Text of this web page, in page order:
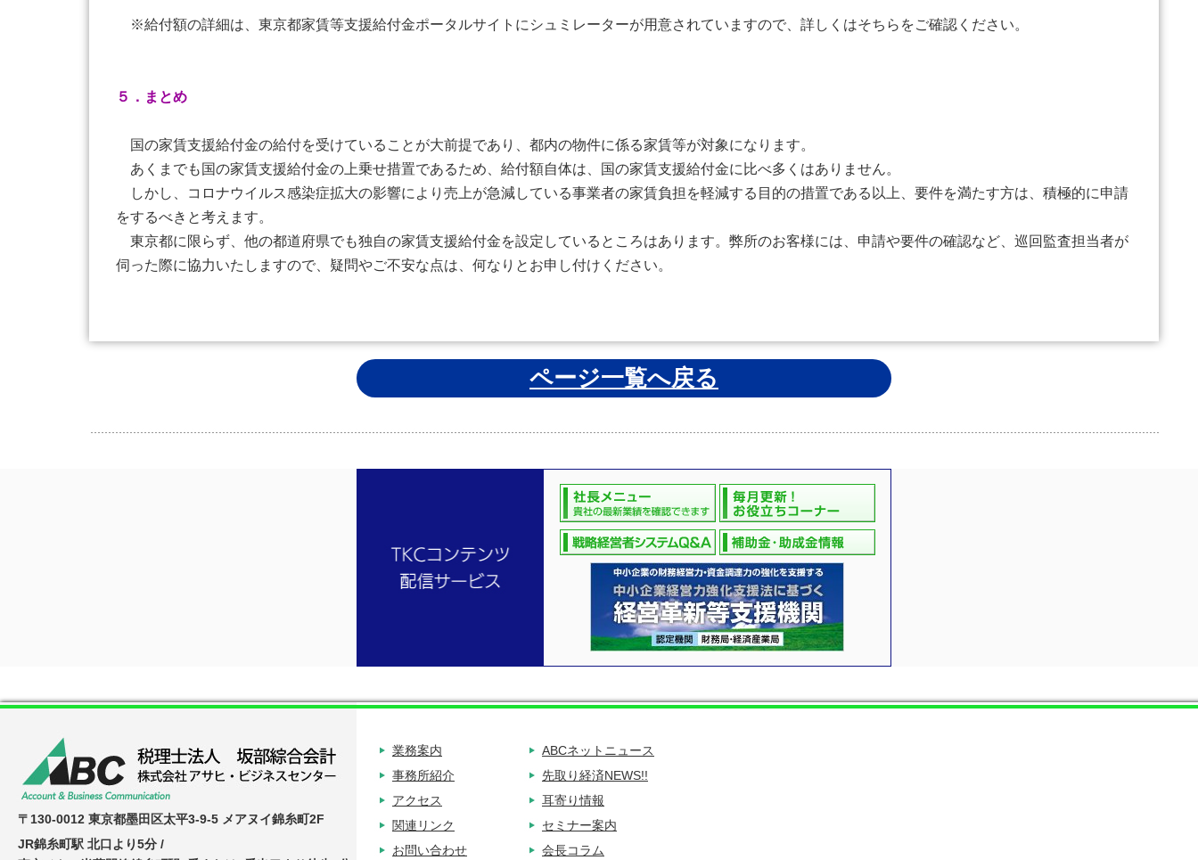
※給付額の詳細は、東京都家賃等支援給付金ポータルサイトにシュミレーターが用意されていますので、詳しくはそちらをご確認ください。
５．まとめ
国の家賃支援給付金の給付を受けていることが大前提であり、都内の物件に係る家賃等が対象になります。
あくまでも国の家賃支援給付金の上乗せ措置であるため、給付額自体は、国の家賃支援給付金に比べ多くはありません。
しかし、コロナウイルス感染症拡大の影響により売上が急減している事業者の家賃負担を軽減する目的の措置である以上、要件を満たす方は、積極的に申請
をするべきと考えます。
東京都に限らず、他の都道府県でも独自の家賃支援給付金を設定しているところはあります。弊所のお客様には、申請や要件の確認など、巡回監査担当者が
伺った際に協力いたしますので、疑問やご不安な点は、何なりとお申し付けください。
ページ一覧へ戻る
〒130-0012 東京都墨田区太平3-9-5 メアヌイ錦糸町2F
JR錦糸町駅 北口より5分 /
業務案内
事務所紹介
アクセス
関連リンク
お問い合わせ
ABCネットニュース
先取り経済NEWS!!
耳寄り情報
セミナー案内
会長コラム